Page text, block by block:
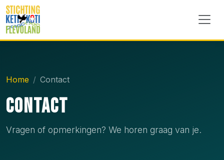
Home Contact
Contact
Vragen of opmerkingen? We horen graag van je.